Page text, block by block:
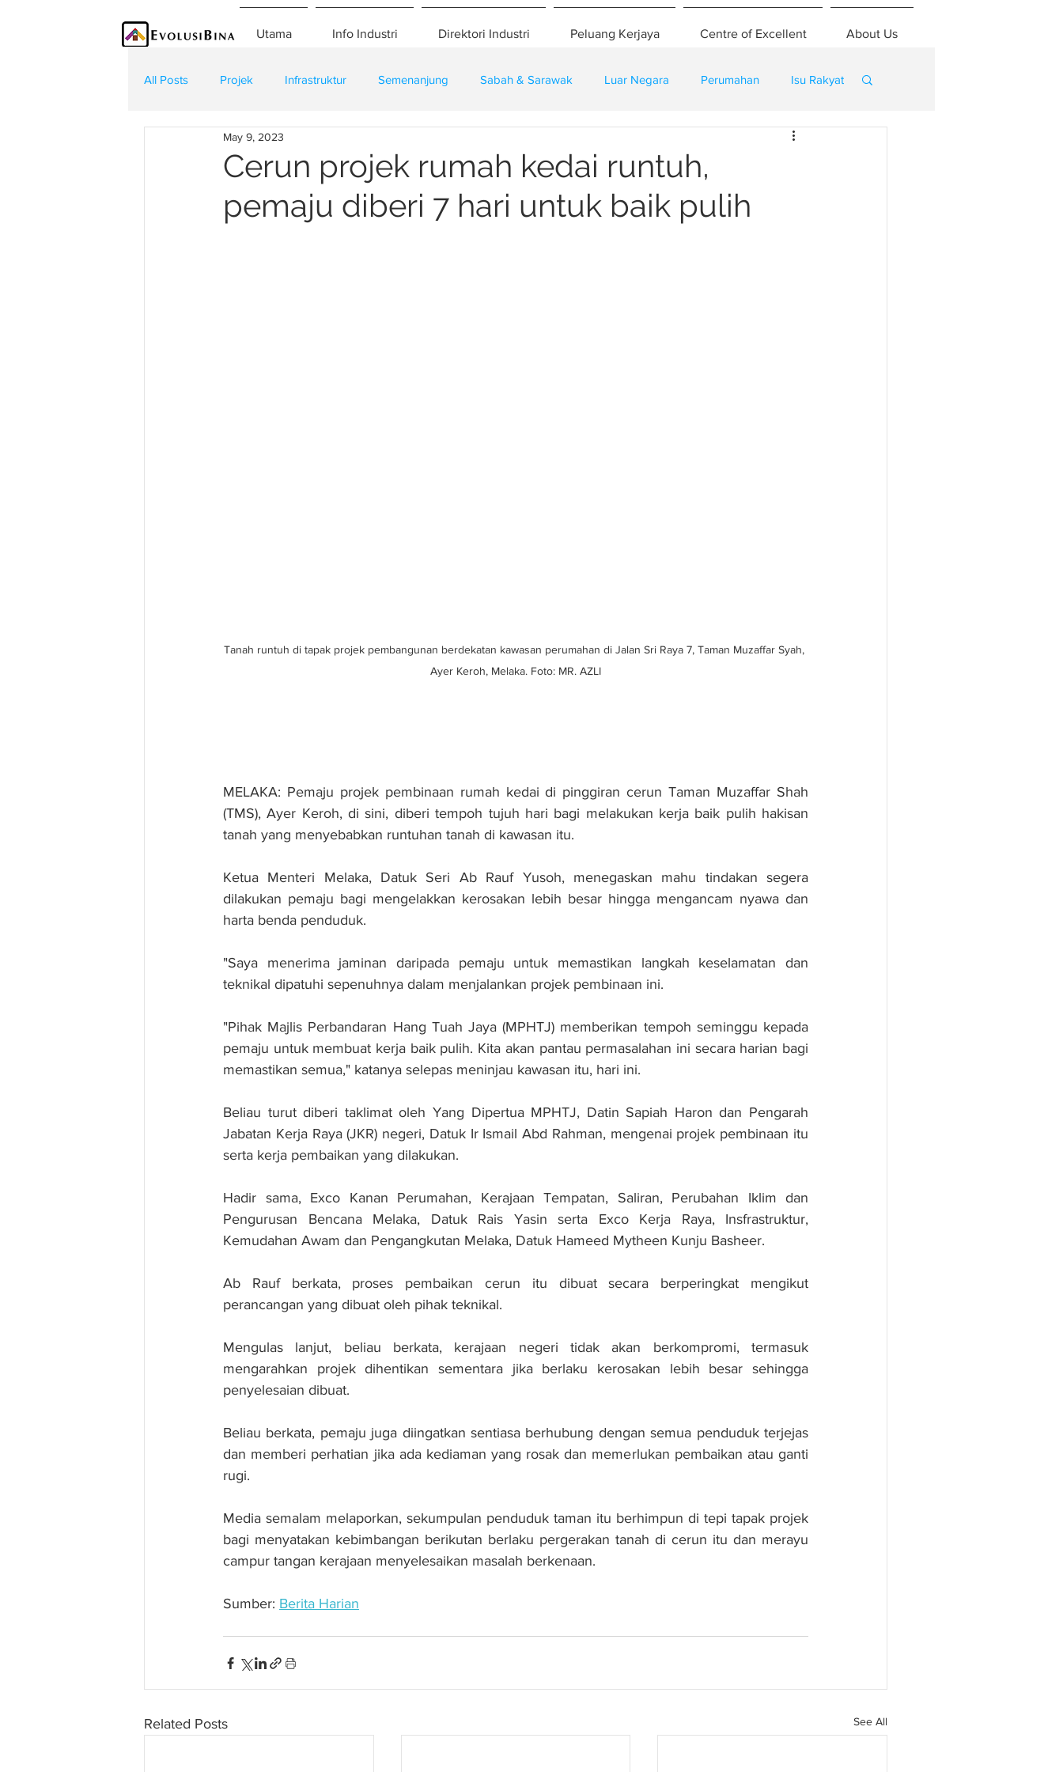
Utama Info Industri Direktori Industri Peluang Kerjaya Centre of Excellent About Us
All Posts Projek Infrastruktur Semenanjung Sabah & Sarawak Luar Negara Perumahan Isu Rakyat
Teknologi Kontraktor
Cerun projek rumah kedai runtuh,
pemaju diberi 7 hari untuk baik pulih
May 9, 2023
Tanah runtuh di tapak projek pembangunan berdekatan kawasan perumahan di Jalan Sri Raya 7, Taman Muzaffar Syah,
Ayer Keroh, Melaka. Foto: MR. AZLI
MELAKA: Pemaju projek pembinaan rumah kedai di pinggiran cerun Taman Muzaffar Shah
(TMS), Ayer Keroh, di sini, diberi tempoh tujuh hari bagi melakukan kerja baik pulih hakisan
tanah yang menyebabkan runtuhan tanah di kawasan itu.
Ketua Menteri Melaka, Datuk Seri Ab Rauf Yusoh, menegaskan mahu tindakan segera
dilakukan pemaju bagi mengelakkan kerosakan lebih besar hingga mengancam nyawa dan
harta benda penduduk.
"Saya menerima jaminan daripada pemaju untuk memastikan langkah keselamatan dan
teknikal dipatuhi sepenuhnya dalam menjalankan projek pembinaan ini.
"Pihak Majlis Perbandaran Hang Tuah Jaya (MPHTJ) memberikan tempoh seminggu kepada
pemaju untuk membuat kerja baik pulih. Kita akan pantau permasalahan ini secara harian bagi
memastikan semua," katanya selepas meninjau kawasan itu, hari ini.
Beliau turut diberi taklimat oleh Yang Dipertua MPHTJ, Datin Sapiah Haron dan Pengarah
Jabatan Kerja Raya (JKR) negeri, Datuk Ir Ismail Abd Rahman, mengenai projek pembinaan itu
serta kerja pembaikan yang dilakukan.
Hadir sama, Exco Kanan Perumahan, Kerajaan Tempatan, Saliran, Perubahan Iklim dan
Pengurusan Bencana Melaka, Datuk Rais Yasin serta Exco Kerja Raya, Insfrastruktur,
Kemudahan Awam dan Pengangkutan Melaka, Datuk Hameed Mytheen Kunju Basheer.
Ab Rauf berkata, proses pembaikan cerun itu dibuat secara berperingkat mengikut
perancangan yang dibuat oleh pihak teknikal.
Mengulas lanjut, beliau berkata, kerajaan negeri tidak akan berkompromi, termasuk
mengarahkan projek dihentikan sementara jika berlaku kerosakan lebih besar sehingga
penyelesaian dibuat.
Beliau berkata, pemaju juga diingatkan sentiasa berhubung dengan semua penduduk terjejas
dan memberi perhatian jika ada kediaman yang rosak dan memerlukan pembaikan atau ganti
rugi.
Media semalam melaporkan, sekumpulan penduduk taman itu berhimpun di tepi tapak projek
bagi menyatakan kebimbangan berikutan berlaku pergerakan tanah di cerun itu dan merayu
campur tangan kerajaan menyelesaikan masalah berkenaan.
Sumber: Berita Harian
Related Posts See All